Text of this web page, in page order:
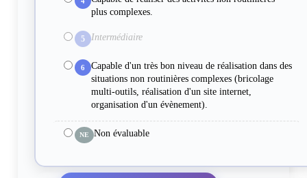
plus complexes.
5 Intermédiaire
6
Capable d'un très bon niveau de réalisation dans des
situations non routinières complexes (bricolage
multi-outils, réalisation d'un site internet,
organisation d'un évènement).
NE Non évaluable